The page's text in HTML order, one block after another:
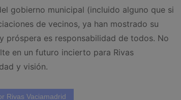
gobierno municipal (incluido alguno que si
de vecinos, ya han mostrado su
próspera es responsabilidad de todos. No
en un futuro incierto para Rivas
y visión.
Rivas Vaciamadrid